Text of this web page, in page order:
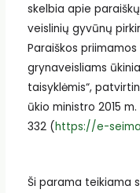
skelbia apie
veislinių gyvūnų
Paraiškos
grynaveisliams
taisyklėmis“,
ūkio ministro 2015
332 (https://e-
Ši parama teikiama